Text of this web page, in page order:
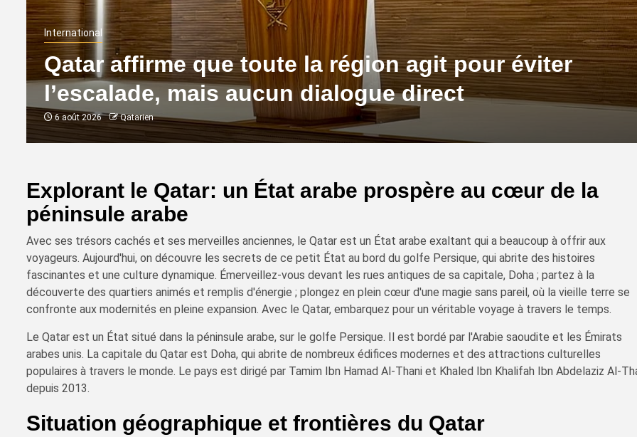
International
Qatar affirme que toute la région agit pour éviter
l’escalade, mais aucun dialogue direct
6 août 2026 Qatarien
Explorant le Qatar: un État arabe prospère au cœur de la
péninsule arabe
Avec ses trésors cachés et ses merveilles anciennes, le Qatar est un État arabe exaltant qui a beaucoup à offrir aux
voyageurs. Aujourd'hui, on découvre les secrets de ce petit État au bord du golfe Persique, qui abrite des histoires
fascinantes et une culture dynamique. Émerveillez-vous devant les rues antiques de sa capitale, Doha ; partez à la
découverte des quartiers animés et remplis d'énergie ; plongez en plein cœur d'une magie sans pareil, où la vieille terre se
confronte aux modernités en pleine expansion. Avec le Qatar, embarquez pour un véritable voyage à travers le temps.
Le Qatar est un État situé dans la péninsule arabe, sur le golfe Persique. Il est bordé par l'Arabie saoudite et les Émirats
arabes unis. La capitale du Qatar est Doha, qui abrite de nombreux édifices modernes et des attractions culturelles
populaires à travers le monde. Le pays est dirigé par Tamim Ibn Hamad Al-Thani et Khaled Ibn Khalifah Ibn Abdelaziz Al-
depuis 2013.
Situation géographique et frontières du Qatar